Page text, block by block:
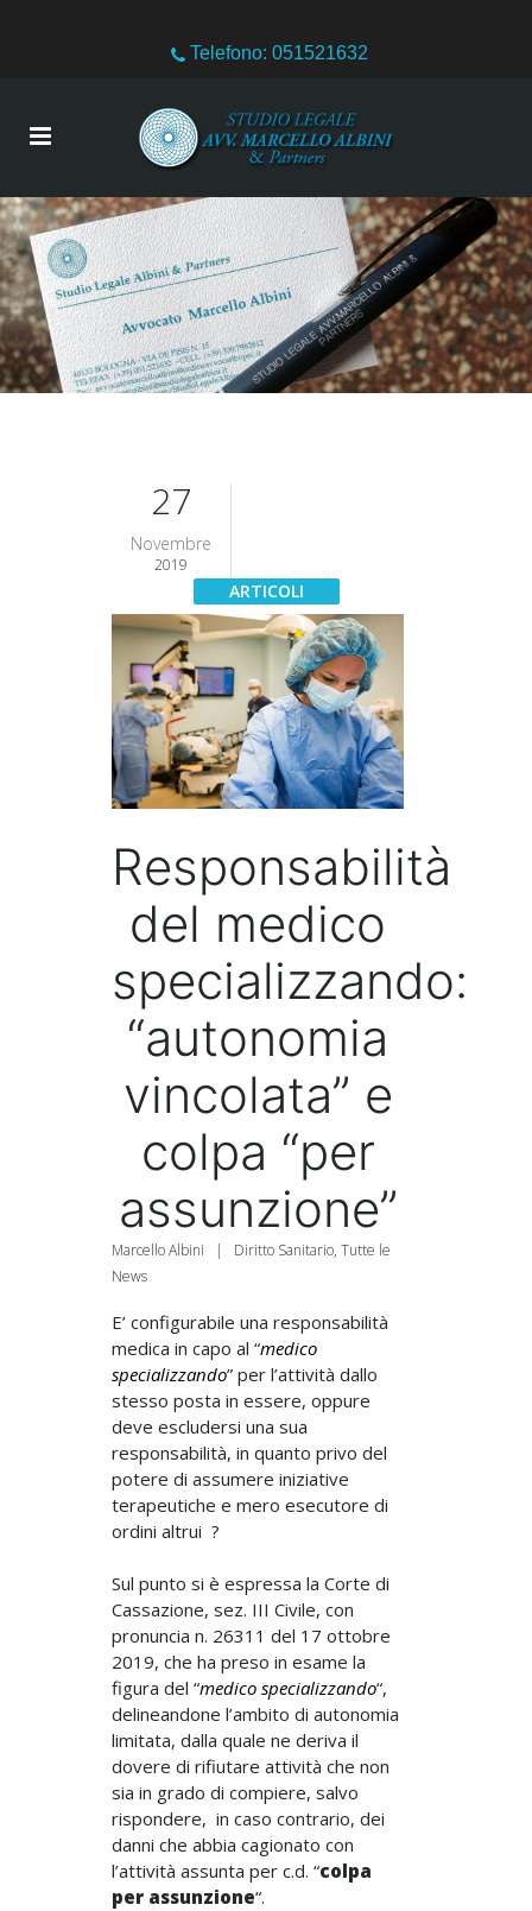
Telefono: 051521632
27
Novembre
2019
Responsabilità
del medico
specializzando:
“autonomia
vincolata” e
colpa “per
assunzione”
Marcello Albini | Diritto Sanitario, Tutte le
News
E’ configurabile una responsabilità
medica in capo al “medico
specializzando” per l’attività dallo
stesso posta in essere, oppure
deve escludersi una sua
responsabilità, in quanto privo del
potere di assumere iniziative
terapeutiche e mero esecutore di
ordini altrui ?
Sul punto si è espressa la Corte di
Cassazione, sez. III Civile, con
pronuncia n. 26311 del 17 ottobre
2019, che ha preso in esame la
figura del “medico specializzando“,
delineandone l’ambito di autonomia
limitata, dalla quale ne deriva il
dovere di rifiutare attività che non
sia in grado di compiere, salvo
rispondere, in caso contrario, dei
danni che abbia cagionato con
l’attività assunta per c.d. “colpa
per assunzione“.